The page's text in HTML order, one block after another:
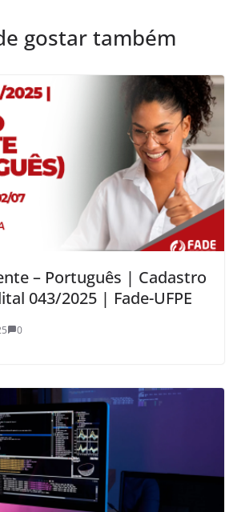
gostar também
– Português | Cadastro
043/2025 | Fade-UFPE
0